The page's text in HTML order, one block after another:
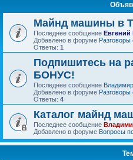
Майнд машины в
Последнее сообщение Евгений
Добавлено в форуме Разговоры
Ответы: 1
Подпишитесь на
БОНУС!
Последнее сообщение
Добавлено в форуме Разговоры
Ответы: 4
Каталог майнд
Последнее сообщение
Добавлено в форуме Вопросы